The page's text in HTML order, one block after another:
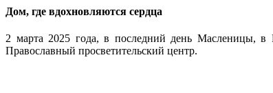
Дом, где вдохновляются сердца
2 марта 2025 года, в последний день Масленицы,
Православный просветительский центр.